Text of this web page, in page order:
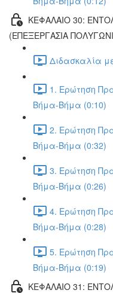
ΚΕΦΑΛΑΙΟ 30:
(ΕΠΕΞΕΡΓΑΣΙΑ
Διδασκαλία
1. Ερώτηση
Βήμα-Βήμα (0:10)
2. Ερώτηση
Βήμα-Βήμα (0:32)
3. Ερώτηση
Βήμα-Βήμα (0:26)
4. Ερώτηση
Βήμα-Βήμα (0:28)
5. Ερώτηση
Βήμα-Βήμα (0:19)
ΚΕΦΑΛΑΙΟ 31: